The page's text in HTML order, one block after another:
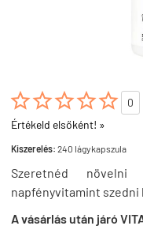

0
Értékeld elsőként! »
Kiszerelés: 240 lágykapszula
Szeretnéd
napfényvitamint szedni
A vásárlás után járó